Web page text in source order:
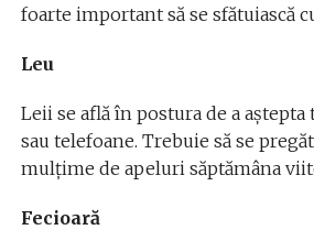
foarte important să se sfătuiască
Leu
Leii se află în postura de a
sau telefoane. Trebuie să se
mulțime de apeluri săptămâna
Fecioară